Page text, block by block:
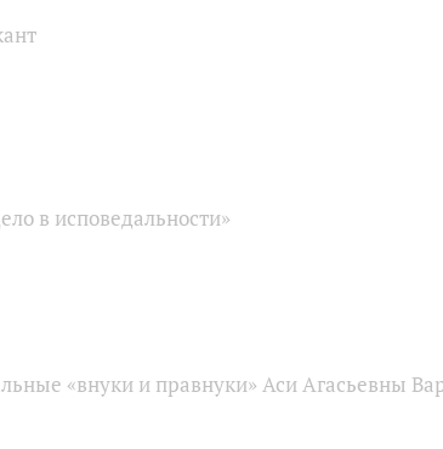
в исповедальности»
«внуки и правнуки» Аси Агасьевны